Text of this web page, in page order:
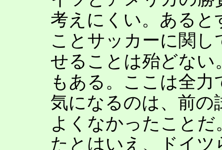
考えにくい。ある
ことサッカーに関し
せることは殆どない
もある。ここは全
気になるのは、前
よくなかったこと
たとはいえ、ドイ